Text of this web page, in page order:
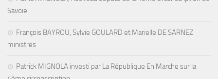
Savoie
François BAYROU, Sylvie GOULARD et Marielle DE SARNEZ
ministres
Patrick MIGNOLA investi par La République En Marche sur la